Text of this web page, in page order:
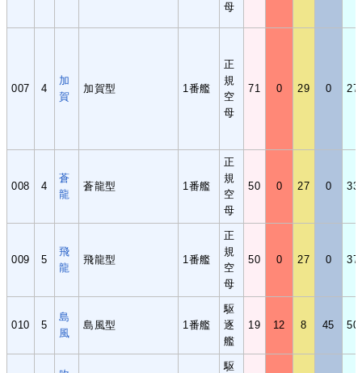
母
007 4
加
賀
加賀型 1番艦
正
規
空
母
71 0 29 0 27
008 4
蒼
龍
蒼龍型 1番艦
正
規
空
母
50 0 27 0 33
009 5
飛
龍
飛龍型 1番艦
正
規
空
母
50 0 27 0 37
010 5
島
風
島風型 1番艦
駆
逐
艦
19 12 8 45 50
駆